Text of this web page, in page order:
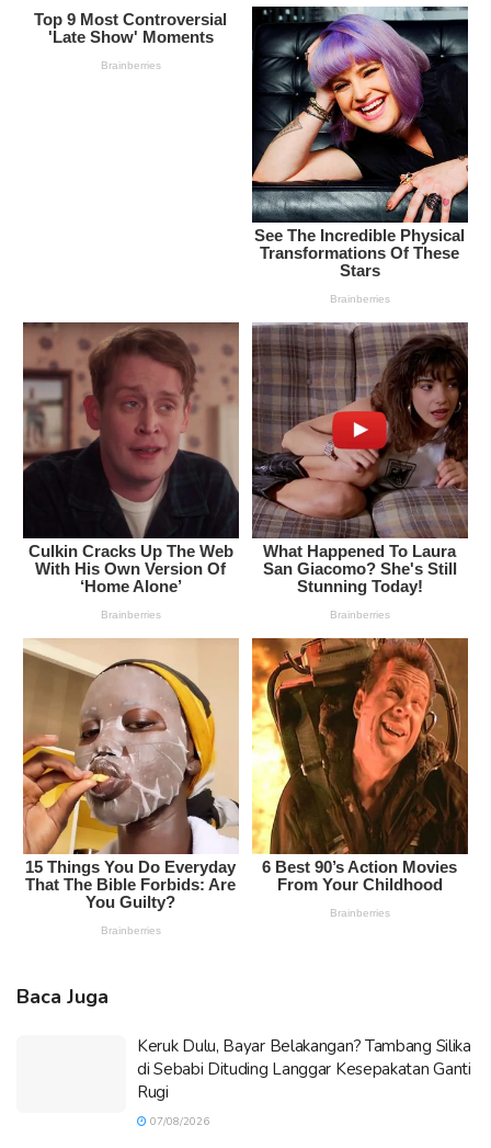
Baca Juga
Keruk Dulu, Bayar Belakangan? Tambang Silika
di Sebabi Dituding Langgar Kesepakatan Ganti
Rugi
07/08/2026